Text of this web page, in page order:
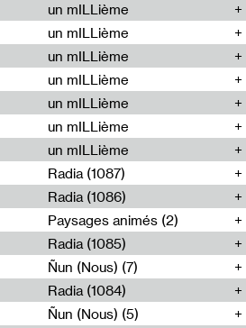
un mILLième
un mILLième
un mILLième
un mILLième
un mILLième
un mILLième
un mILLième
Radia (1087)
Radia (1086)
Paysages animés (2)
Radia (1085)
Ñun (Nous) (7)
Radia (1084)
Ñun (Nous) (5)